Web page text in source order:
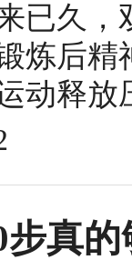
已久
炼后
动释
步真